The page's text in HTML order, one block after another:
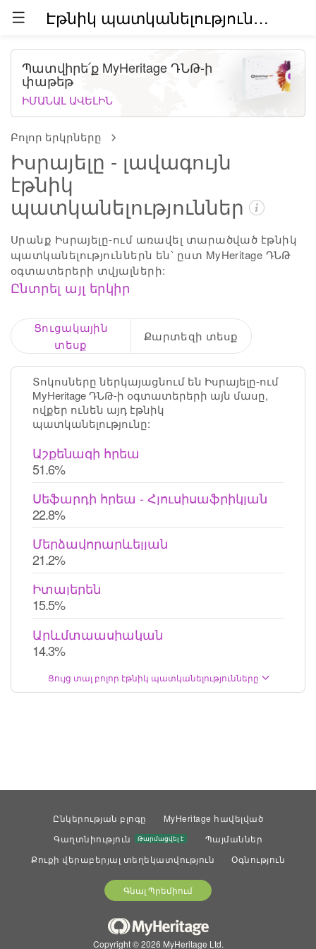
Էթնիկ պատկանելություններն աշխարհում (բետա)
Բոլոր երկրները
Իսրայելը - լավագույն
էթնիկ
պատկանելություններ
Սրանք Իսրայելը-ում առավել տարածված էթնիկ
պատկանելություններն են՝ ըստ MyHeritage ԴՆԹ
օգտատերերի տվյալների:
Ընտրել այլ երկիր
Պատվիրե՛ք MyHeritage ԴՆԹ-ի
փաթեթ
ԻՄԱՆԱԼ ԱՎԵԼԻՆ
Ցուցակային
տեսք
Քարտեզի տեսք
Տոկոսները ներկայացնում են Իսրայելը-ում
MyHeritage ԴՆԹ-ի օգտատերերի այն մասը,
ովքեր ունեն այդ էթնիկ
պատկանելությունը:
Աշքենազի հրեա
51.6%
Սեֆարդի հրեա - Հյուսիսաֆրիկյան
22.8%
Մերձավորարևելյան
21.2%
Իտալերեն
15.5%
Արևմտաասիական
14.3%
Ցույց տալ բոլոր էթնիկ պատկանելությունները
Ընկերության բլոգը
MyHeritage հավելված
Գաղտնիություն
Թարմացվել է
Պայմաններ
Քուքի վերաբերյալ տեղեկատվություն
Օգնություն
Գնալ Պրեմիում
Copyright © 2026 MyHeritage Ltd.